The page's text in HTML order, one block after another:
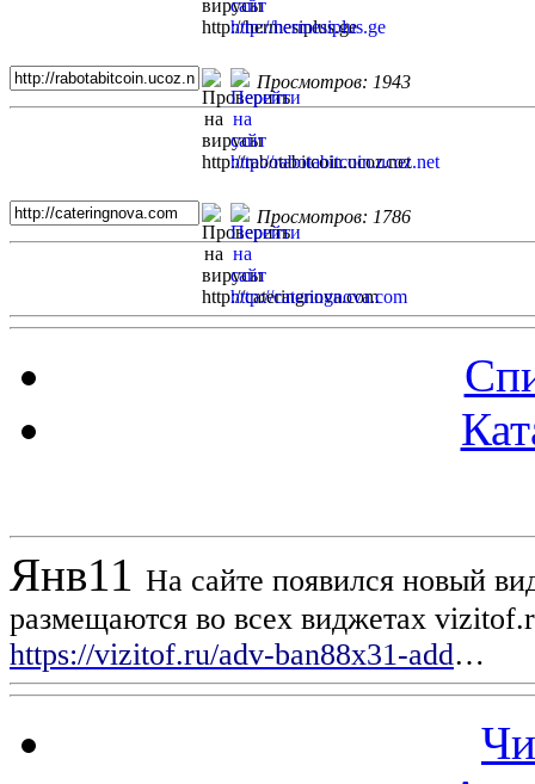
Просмотров: 1943
Просмотров: 1786
Янв11 На сайте появился новый
размещаются во всех виджетах
https://vizitof.ru/adv-ban88x31-add…